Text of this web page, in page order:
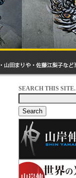
SEARCH THIS SITE.